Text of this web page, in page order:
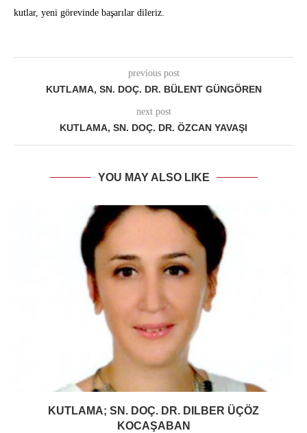
kutlar, yeni görevinde başarılar dileriz.
previous post
KUTLAMA, SN. DOÇ. DR. BÜLENT GÜNGÖREN
next post
KUTLAMA, SN. DOÇ. DR. ÖZCAN YAVAŞI
YOU MAY ALSO LIKE
KUTLAMA; SN. DOÇ. DR. DILBER ÜÇÖZ
KOCAŞABAN